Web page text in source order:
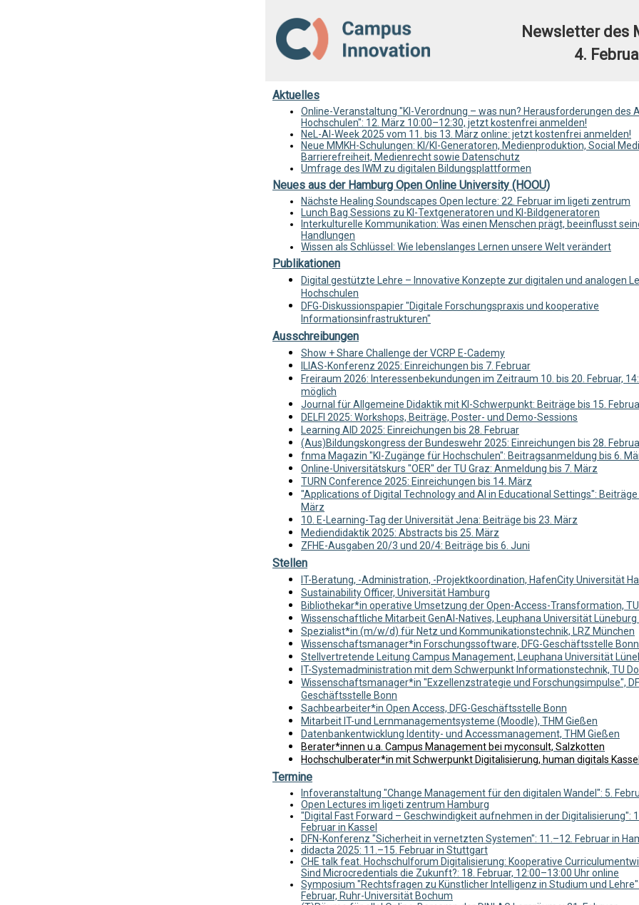
Newsletter des
4.
Aktuelles
Online-Veranstaltung "KI-Verordnung – was nun? Herausforderungen des
Hochschulen": 12. März 10:00–12:30, jetzt kostenfrei anmelden!
NeL-AI-Week 2025 vom 11. bis 13. März online: jetzt kostenfrei anmelden!
Neue MMKH-Schulungen: KI/KI-Generatoren, Medienproduktion, Social
Barrierefreiheit, Medienrecht sowie Datenschutz
Umfrage des IWM zu digitalen Bildungsplattformen
Neues aus der Hamburg Open Online University (HOOU)
Nächste Healing Soundscapes Open lecture: 22. Februar im ligeti zentrum
Lunch Bag Sessions zu KI-Textgeneratoren und KI-Bildgeneratoren
Interkulturelle Kommunikation: Was einen Menschen prägt, beeinflusst
Handlungen
Wissen als Schlüssel: Wie lebenslanges Lernen unsere Welt verändert
Publikationen
Digital gestützte Lehre – Innovative Konzepte zur digitalen und analogen
Hochschulen
DFG-Diskussionspapier "Digitale Forschungspraxis und kooperative
Informationsinfrastrukturen"
Ausschreibungen
Show + Share Challenge der VCRP E-Cademy
ILIAS-Konferenz 2025: Einreichungen bis 7. Februar
Freiraum 2026: Interessenbekundungen im Zeitraum 10. bis 20. Februar,
möglich
Journal für Allgemeine Didaktik mit KI-Schwerpunkt: Beiträge bis 15.
DELFI 2025: Workshops, Beiträge, Poster- und Demo-Sessions
Learning AID 2025: Einreichungen bis 28. Februar
(Aus)Bildungskongress der Bundeswehr 2025: Einreichungen bis 28.
fnma Magazin "KI-Zugänge für Hochschulen": Beitragsanmeldung bis 6.
Online-Universitätskurs "OER" der TU Graz: Anmeldung bis 7. März
TURN Conference 2025: Einreichungen bis 14. März
"Applications of Digital Technology and AI in Educational Settings": Beiträge
März
10. E-Learning-Tag der Universität Jena: Beiträge bis 23. März
Mediendidaktik 2025: Abstracts bis 25. März
ZFHE-Ausgaben 20/3 und 20/4: Beiträge bis 6. Juni
Stellen
IT-Beratung, -Administration, -Projektkoordination, HafenCity Universität
Sustainability Officer, Universität Hamburg
Bibliothekar*in operative Umsetzung der Open-Access-Transformation,
Wissenschaftliche Mitarbeit GenAI-Natives, Leuphana Universität Lüneburg
Spezialist*in (m/w/d) für Netz und Kommunikationstechnik, LRZ München
Wissenschaftsmanager*in Forschungssoftware, DFG-Geschäftsstelle Bonn
Stellvertretende Leitung Campus Management, Leuphana Universität
IT-Systemadministration mit dem Schwerpunkt Informationstechnik, TU
Wissenschaftsmanager*in "Exzellenzstrategie und Forschungsimpulse",
Geschäftsstelle Bonn
Sachbearbeiter*in Open Access, DFG-Geschäftsstelle Bonn
Mitarbeit IT-und Lernmanagementsysteme (Moodle), THM Gießen
Datenbankentwicklung Identity- und Accessmanagement, THM Gießen
Berater*innen u.a. Campus Management bei myconsult, Salzkotten
Hochschulberater*in mit Schwerpunkt Digitalisierung, human digitals
Termine
Infoveranstaltung "Change Management für den digitalen Wandel": 5.
Open Lectures im ligeti zentrum Hamburg
"Digital Fast Forward – Geschwindigkeit aufnehmen in der Digitalisierung":
Februar in Kassel
DFN-Konferenz "Sicherheit in vernetzten Systemen": 11.–12. Februar in
didacta 2025: 11.–15. Februar in Stuttgart
CHE talk feat. Hochschulforum Digitalisierung: Kooperative
Sind Microcredentials die Zukunft?: 18. Februar, 12:00–13:00 Uhr online
Symposium "Rechtsfragen zu Künstlicher Intelligenz in Studium und
Februar, Ruhr-Universität Bochum